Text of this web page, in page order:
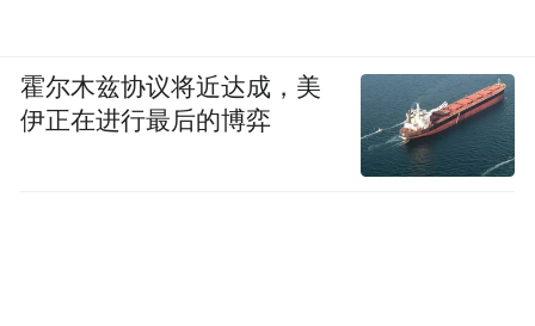
霍尔木兹协议将近达成，美
伊正在进行最后的博弈